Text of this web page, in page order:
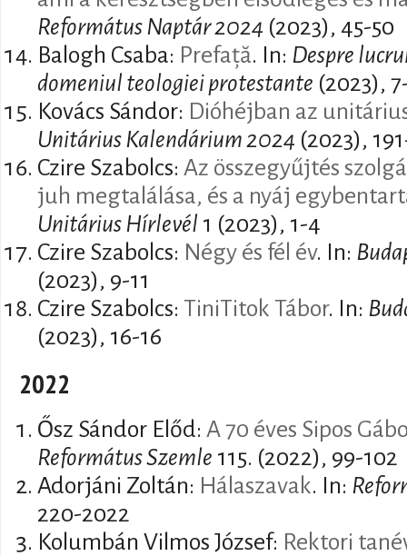
Református Naptár 2024 (2023), 45-50
Balogh Csaba: Prefață. In: Despre
domeniul teologiei protestante (2023),
Kovács Sándor: Dióhéjban az
Unitárius Kalendárium 2024 (2023),
Czire Szabolcs: Az összegyűjtés
juh megtalálása, és a nyáj
Unitárius Hírlevél 1 (2023), 1-4
Czire Szabolcs: Négy és fél év. In:
(2023), 9-11
Czire Szabolcs: TiniTitok Tábor. In:
(2023), 16-16
2022
Ősz Sándor Előd: A 70 éves Sipos
Református Szemle 115. (2022), 99-102
Adorjáni Zoltán: Hálaszavak. In:
220-2022
Kolumbán Vilmos József: Rektori